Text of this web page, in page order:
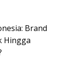
Brand
Hingga